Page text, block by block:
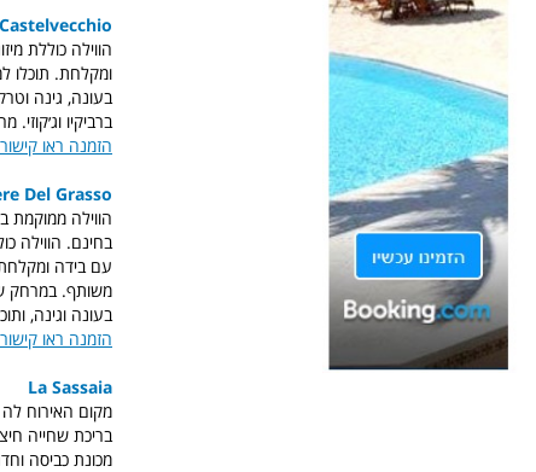
ומקלחת. תוכלו
ברביקיו וג׳קוזי. מרחק של 47 ק''מ מהמגדל הנטוי של פיזה וקתדרלת
הזמנה ראו
Del Grasso
הווילה ממוקמת
עם בידה
בעונה וגינה,
הזמנה ראו
La Sassaia
מקום האירוח לה
בריכת שחייה
מכונת כביסה